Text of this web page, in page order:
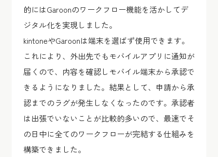
的にはGaroonのワークフロー機能を活かしてデ
ジタル化を実現しました。
kintoneやGaroonは端末を選ばず使用できます。
これにより、外出先でもモバイルアプリに通知が
届くので、内容を確認しモバイル端末から承認で
きるようになりました。結果として、申請から承
認までのラグが発生しなくなったのです。承認者
は出張でいないことが比較的多いので、最速でそ
の日中に全てのワークフローが完結する仕組みを
構築できました。